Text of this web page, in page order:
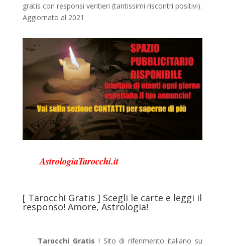
gratis con responsi veritieri (tantissimi riscontri positivi).
Aggiornato al 2021
AstrologiaTarocchi.it
[ Tarocchi Gratis ] Scegli le carte e leggi il
responso! Amore, Astrologia!
Tarocchi Gratis ! Sito di riferimento italiano su